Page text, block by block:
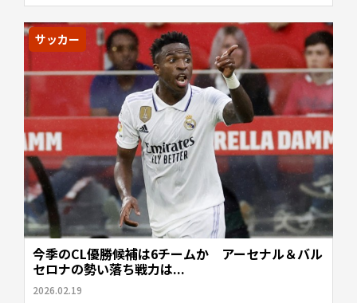
サッカー
今季のCL優勝候補は6チームか アーセナル＆バル
セロナの勢い落ち戦力は...
2026.02.19